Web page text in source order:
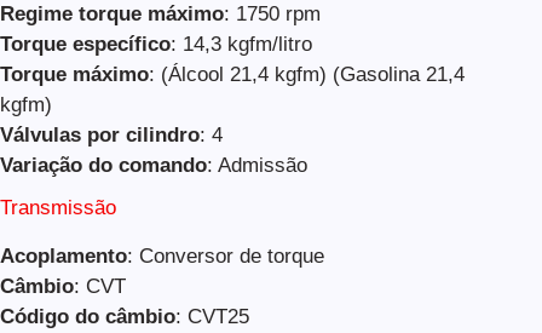
Regime torque máximo: 1750 rpm
Torque específico: 14,3 kgfm/litro
Torque máximo: (Álcool 21,4 kgfm) (Gasolina 21,4
kgfm)
Válvulas por cilindro: 4
Variação do comando: Admissão
Transmissão
Acoplamento: Conversor de torque
Câmbio: CVT
Código do câmbio: CVT25